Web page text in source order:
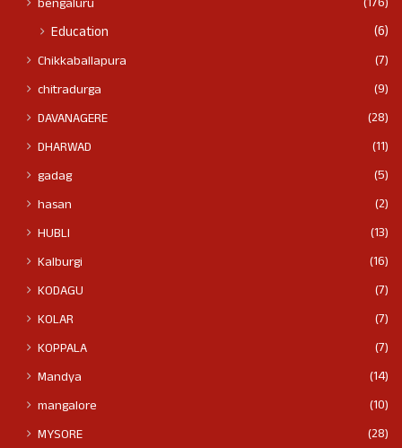
bengaluru
Education (6)
Chikkaballapura
(7)
chitradurga
(9)
DAVANAGERE
(28)
DHARWAD
(11)
gadag
(5)
hasan
(2)
HUBLI
(13)
Kalburgi
(16)
KODAGU
(7)
KOLAR
(7)
KOPPALA
(7)
Mandya
(14)
mangalore
(10)
MYSORE
(28)